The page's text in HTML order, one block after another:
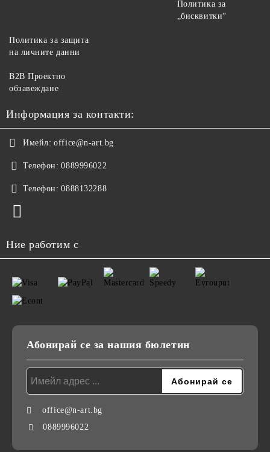
Политика за
„бисквитки“
Политика за защита
на личните данни
B2B Проектно
обзавеждане
Информация за контакти:
Имейл: office@n-art.bg
Телефон: 0889996022
Телефон: 0888132288
Ние работим с
Абонирай се за нашия бюлетин
office@n-art.bg
0889996022